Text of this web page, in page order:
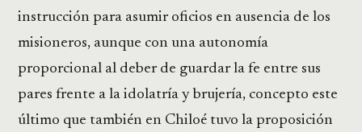
instrucción para asumir oficios en ausencia de los
misioneros, aunque con una autonomía
proporcional al deber de guardar la fe entre sus
pares frente a la idolatría y brujería, concepto este
último que también en Chiloé tuvo la proposición